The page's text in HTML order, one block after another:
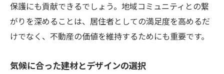
保護にも貢献できるでしょう。地域コミュニティとの繋
がりを深めることは、居住者としての満足度を高めるだ
けでなく、不動産の価値を維持するためにも重要です。
気候に合った建材とデザインの選択